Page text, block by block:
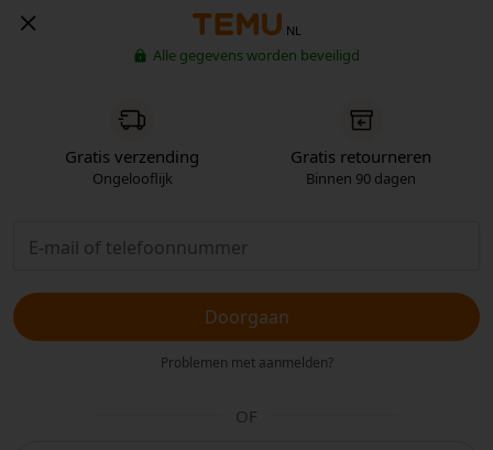
NL
Alle gegevens worden beveiligd
Gratis verzending
Ongelooflijk
Gratis retourneren
Binnen 90 dagen
Doorgaan
Problemen met aanmelden?
OF